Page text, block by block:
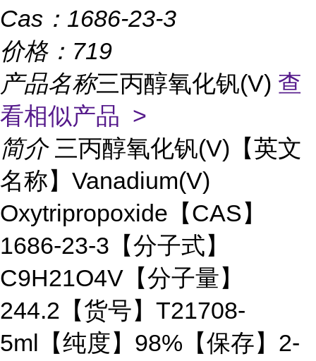
Cas： 1686-23-3
价格： 719
产品名称三丙醇氧化钒(V) 查
看相似产品 >
简介 三丙醇氧化钒(V)【英文
名称】Vanadium(V)
Oxytripropoxide【CAS】
1686-23-3【分子式】
C9H21O4V【分子量】
244.2【货号】T21708-
5ml【纯度】98%【保存】2-